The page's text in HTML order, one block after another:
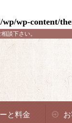
wp-content/
談下さい。
と料金